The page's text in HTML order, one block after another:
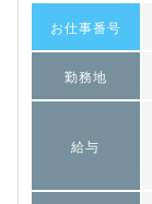
お仕事番号
勤務地
給与